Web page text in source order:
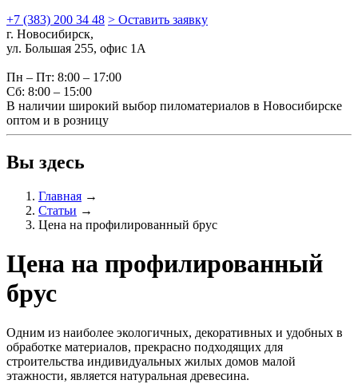
+7 (383) 200 34 48 > Оставить заявку
г. Новосибирск,
ул. Большая 255, офис 1А
Пн – Пт: 8:00 – 17:00
Сб: 8:00 – 15:00
В наличии широкий выбор пиломатериалов в Новосибирске
оптом и в розницу
Вы здесь
Главная →
Статьи →
Цена на профилированный брус
Цена на профилированный
брус
Одним из наиболее экологичных, декоративных и удобных в
обработке материалов, прекрасно подходящих для
строительства индивидуальных жилых домов малой
этажности, является натуральная древесина.